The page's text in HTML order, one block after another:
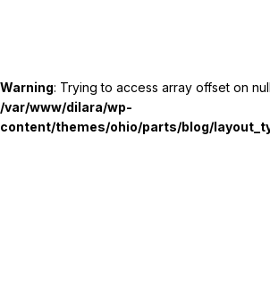
Warning: Trying to access array offset on
/var/www/dilara/wp-
content/themes/ohio/parts/blog/